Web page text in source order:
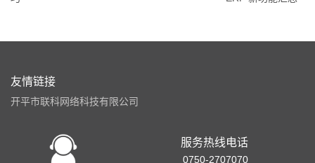
友情链接
开平市联科网络科技有限公司
服务热线电话
0750-2707070